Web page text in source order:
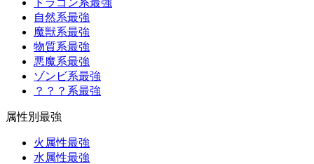
ドラゴン系最強
自然系最強
魔獣系最強
物質系最強
悪魔系最強
ゾンビ系最強
？？？系最強
属性別最強
火属性最強
水属性最強